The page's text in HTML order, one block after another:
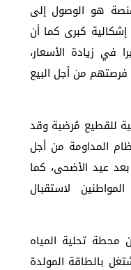
هو الوصول إلى
كبرى كما أن
في زيادة الأسعار،
فرصتهم من أجل البيع
للقطيع مُرضية وقد
بنظام المداومة من أجل
عيد الأضحى، كما
لاستقبال
تحلية المياه
بالطاقة المولدة